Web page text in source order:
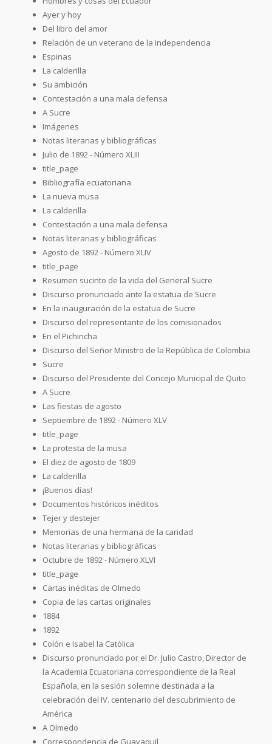
Ayer y hoy
Del libro del amor
Relación de un veterano de la independencia
Espinas
La calderilla
Su ambición
Contestación a una mala defensa
A Sucre
Imágenes
Notas literarias y bibliográficas
Julio de 1892 - Número XLIII
title_page
Bibliografía ecuatoriana
La nueva musa
La calderilla
Contestación a una mala defensa
Notas literarias y bibliográficas
Agosto de 1892 - Número XLIV
title_page
Resumen sucinto de la vida del General Sucre
Discurso pronunciado ante la estatua de Sucre
En la inauguración de la estatua de Sucre
Discurso del representante de los comisionados
En el Pichincha
Discurso del Señor Ministro de la República de Colombia
Sucre
Discurso del Presidente del Concejo Municipal de Quito
A Sucre
Las fiestas de agosto
Septiembre de 1892 - Número XLV
title_page
La protesta de la musa
El diez de agosto de 1809
La calderilla
¡Buenos días!
Documentos históricos inéditos
Tejer y destejer
Memorias de una hermana de la caridad
Notas literarias y bibliográficas
Octubre de 1892 - Número XLVI
title_page
Cartas inéditas de Olmedo
Copia de las cartas originales
1884
1892
Colón e Isabel la Católica
Discurso pronunciado por el Dr. Julio Castro, Director de
la Academia Ecuatoriana correspondiente de la Real
Española, en la sesión solemne destinada a la
celebración del IV. centenario del descubrimiento de
América
A Olmedo
Correspondencia de Guayaquil